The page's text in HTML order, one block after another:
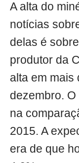
A alta do
notícias
delas é
produtor da
alta em mais
dezembro.
na
2015. A
era de que